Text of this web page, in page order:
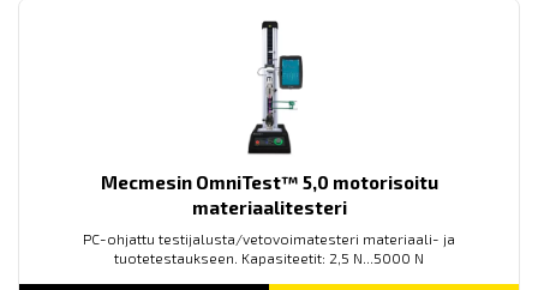
Mecmesin OmniTest™ 5,0 motorisoitu
materiaalitesteri
PC-ohjattu testijalusta/vetovoimatesteri materiaali- ja
tuotetestaukseen. Kapasiteetit: 2,5 N...5000 N